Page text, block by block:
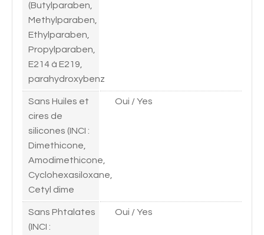
(Butylparaben,
Methylparaben,
Ethylparaben,
Propylparaben,
E214 à E219,
parahydroxybenz
Sans Huiles et
cires de
silicones (INCI :
Dimethicone,
Amodimethicone,
Cyclohexasiloxane,
Cetyl dime
Oui / Yes
Sans Phtalates
(INCI :
Oui / Yes